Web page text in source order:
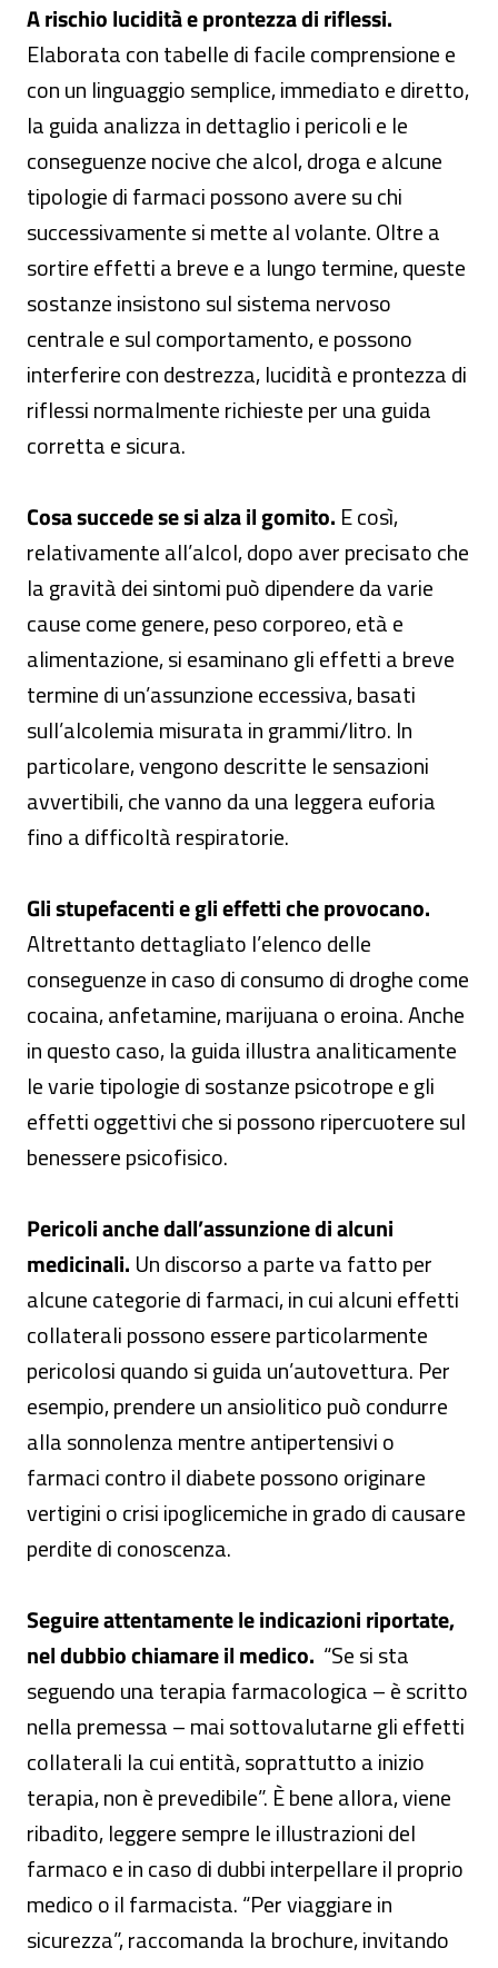
A rischio lucidità e prontezza di riflessi.
Elaborata con tabelle di facile comprensione e
con un linguaggio semplice, immediato e diretto,
la guida analizza in dettaglio i pericoli e le
conseguenze nocive che alcol, droga e alcune
tipologie di farmaci possono avere su chi
successivamente si mette al volante. Oltre a
sortire effetti a breve e a lungo termine, queste
sostanze insistono sul sistema nervoso
centrale e sul comportamento, e possono
interferire con destrezza, lucidità e prontezza di
riflessi normalmente richieste per una guida
corretta e sicura.
Cosa succede se si alza il gomito. E così,
relativamente all’alcol, dopo aver precisato che
la gravità dei sintomi può dipendere da varie
cause come genere, peso corporeo, età e
alimentazione, si esaminano gli effetti a breve
termine di un’assunzione eccessiva, basati
sull’alcolemia misurata in grammi/litro. In
particolare, vengono descritte le sensazioni
avvertibili, che vanno da una leggera euforia
fino a difficoltà respiratorie.
Gli stupefacenti e gli effetti che provocano.
Altrettanto dettagliato l’elenco delle
conseguenze in caso di consumo di droghe come
cocaina, anfetamine, marijuana o eroina. Anche
in questo caso, la guida illustra analiticamente
le varie tipologie di sostanze psicotrope e gli
effetti oggettivi che si possono ripercuotere sul
benessere psicofisico.
Pericoli anche dall’assunzione di alcuni
medicinali. Un discorso a parte va fatto per
alcune categorie di farmaci, in cui alcuni effetti
collaterali possono essere particolarmente
pericolosi quando si guida un’autovettura. Per
esempio, prendere un ansiolitico può condurre
alla sonnolenza mentre antipertensivi o
farmaci contro il diabete possono originare
vertigini o crisi ipoglicemiche in grado di causare
perdite di conoscenza.
Seguire attentamente le indicazioni riportate,
nel dubbio chiamare il medico. “Se si sta
seguendo una terapia farmacologica – è scritto
nella premessa – mai sottovalutarne gli effetti
collaterali la cui entità, soprattutto a inizio
terapia, non è prevedibile”. È bene allora, viene
ribadito, leggere sempre le illustrazioni del
farmaco e in caso di dubbi interpellare il proprio
medico o il farmacista. “Per viaggiare in
sicurezza”, raccomanda la brochure, invitando